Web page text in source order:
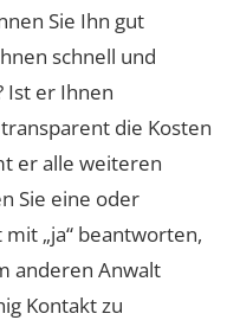
Sie Ihn gut
schnell und
Ist er Ihnen
die Kosten
er alle weiteren
Sie eine oder
„ja“ beantworten,
anderen Anwalt
Kontakt zu